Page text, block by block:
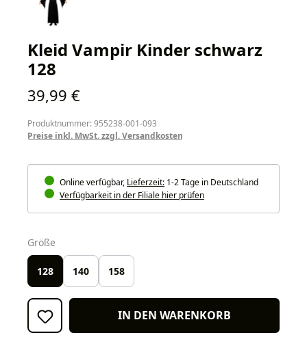
Kleid Vampir Kinder schwarz
128
Regulärer Preis:
39,99 €
Produktnummer: 955238-001-093
Preise inkl. MwSt. zzgl. Versandkosten
Online verfügbar, Lieferzeit: 1-2 Tage in Deutschland
Verfügbarkeit in der Filiale hier prüfen
Größe
128 140 158
IN DEN WARENKORB